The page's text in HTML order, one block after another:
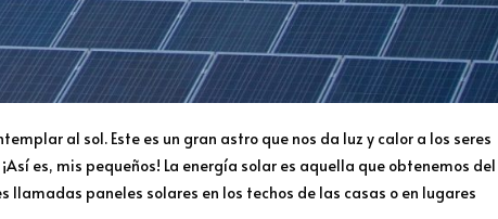
al sol. Este es un gran astro que nos da luz y calor a los seres
es, mis pequeños! La energía solar es aquella que obtenemos del
llamadas paneles solares en los techos de las casas o en lugares